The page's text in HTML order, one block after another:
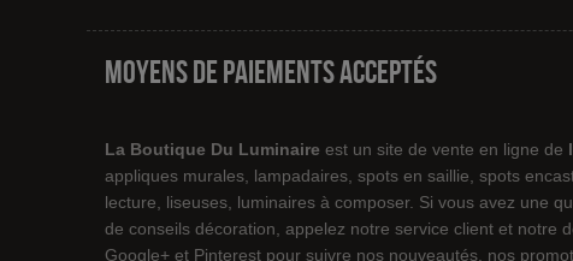
Moyens de paiements acceptés
La Boutique Du Luminaire est un site de vente en ligne de
appliques murales, lampadaires, spots en saillie, spots
lecture, liseuses, luminaires à composer. Si vous avez une
de conseils décoration, appelez notre service client et notre
Google+ et Pinterest pour suivre nos nouveautés, nos